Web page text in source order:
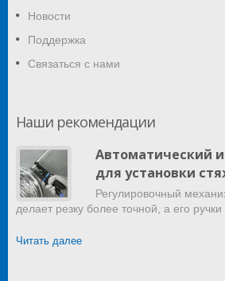
Новости
Поддержка
Связаться с нами
Наши рекомендации
Автоматический
для установки
Регулировочный
делает резку более точной, а его
Читать далее